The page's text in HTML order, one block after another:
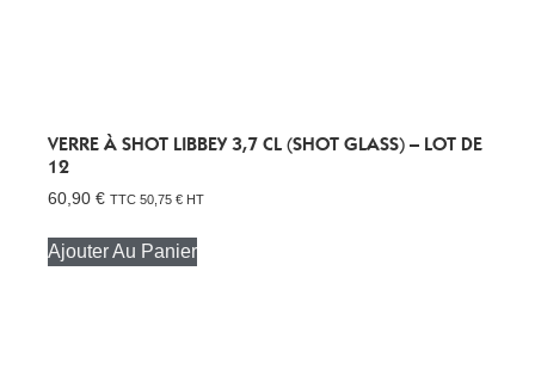
VERRE À SHOT LIBBEY 3,7 CL (SHOT GLASS) – LOT DE
12
60,90 € TTC 50,75 € HT
Ajouter Au Panier